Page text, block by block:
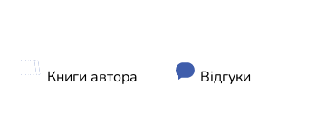
Книги автора Відгуки